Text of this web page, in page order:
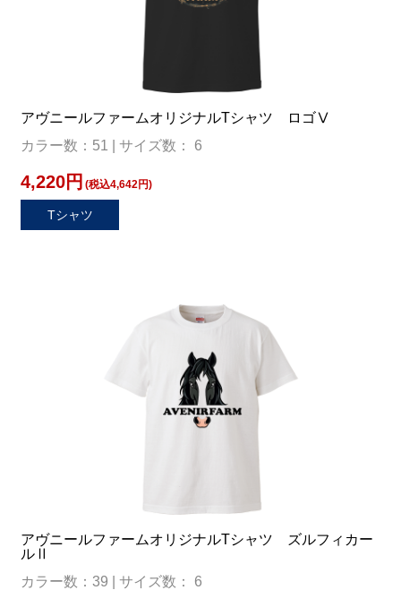
アヴニールファームオリジナルTシャツ ロゴⅤ
カラー数：51 | サイズ数： 6
4,220円 (税込4,642円)
Tシャツ
アヴニールファームオリジナルTシャツ ズルフィカー
ルⅡ
カラー数：39 | サイズ数： 6